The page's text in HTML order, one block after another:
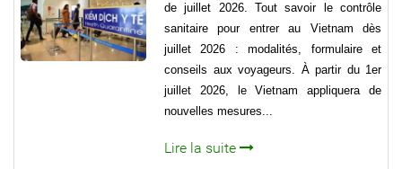
de juillet 2026. Tout savoir le contrôle
sanitaire pour entrer au Vietnam dès
juillet 2026 : modalités, formulaire et
conseils aux voyageurs. À partir du 1er
juillet 2026, le Vietnam appliquera de
nouvelles mesures...
Lire la suite